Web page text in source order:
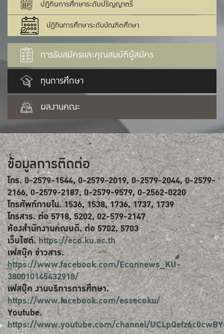
ปฏิทินการศึกษาระดับปริญญาตรี
ปฏิทินการศึกษาระดับบัณฑิตศึกษา
การรับสมัครและคุณสมบัติผู้สมัคร
ทุนการศึกษา
ผลงานคณะ
ข้อมูลการติดต่อ
โทร. 0-2579-1544, 0-2579-2019, 0-2579-2044, 0-2579-
2166, 0-2579-2187, 0-2579-9579, 0-2562-0220
โทรศัพท์ภายใน. 1536, 1538, 1736, 1737, 1739
โทรสาร. ต่อ 5718, 5202, 02-579-2147
ห้องสำนักงานคณบดี. ต่อ 5702, 5703
เว็บไซต์.https://eco.ku.ac.th
เฟสบุ๊ค ข่าวสาร.
https://www.facebook.com/Econnews_KU-
380010145432918/
เฟสบุ๊ค งานบริการการศึกษา.
https://www.facebook.com/essecoku/
Youtube.
https://www.youtube.com/channel/